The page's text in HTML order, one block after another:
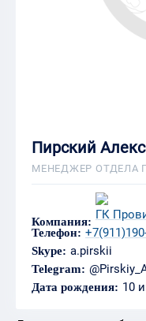
Пирский
МЕНЕДЖЕР ОТДЕЛА
Компания: ГК
Телефон:
Skype: a.pirskii
Telegram:
Дата рождения: 10